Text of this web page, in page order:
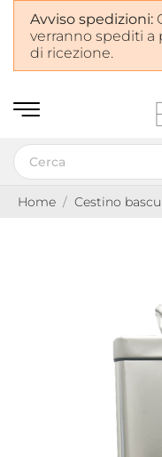
Avviso spedizioni:
verranno spediti a
di ricezione.
Home Cestino